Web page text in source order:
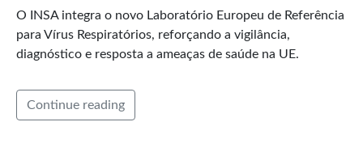
O INSA integra o novo Laboratório Europeu de Referência
para Vírus Respiratórios, reforçando a vigilância,
diagnóstico e resposta a ameaças de saúde na UE.
Continue reading